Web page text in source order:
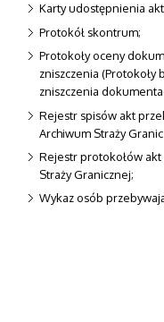
Karty udostępnienia
Protokół skontrum;
Protokoły oceny
zniszczenia (Protokoły
zniszczenia
Rejestr spisów akt
Archiwum Straży
Rejestr protokołów akt
Straży Granicznej;
Wykaz osób